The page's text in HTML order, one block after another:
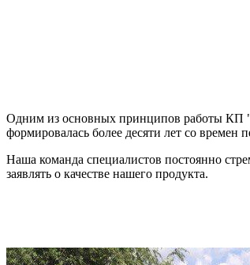
Одним из основных принципов работы КП
формировалась более десяти лет со времен
Наша команда специалистов постоянно
заявлять о качестве нашего продукта.